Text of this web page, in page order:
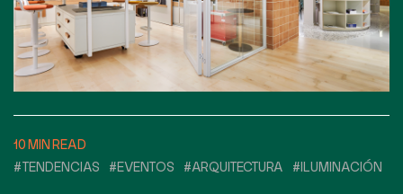
10 MIN READ
#TENDENCIAS
#EVENTOS #ARQUITECTURA #ILUMINACIÓN